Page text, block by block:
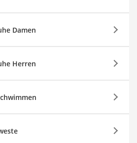
Damen
Herren